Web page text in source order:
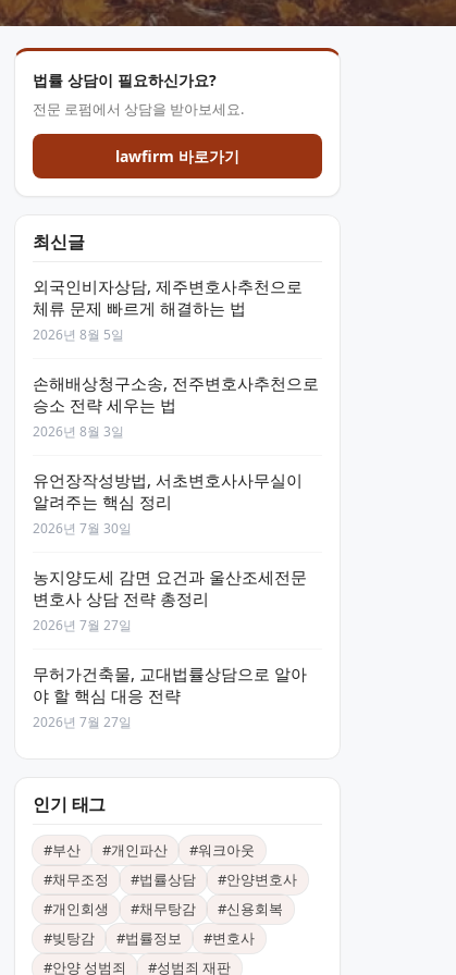
법률 상담이 필요하신가요?
전문 로펌에서 상담을 받아보세요.
lawfirm 바로가기
최신글
외국인비자상담, 제주변호사추천으로
체류 문제 빠르게 해결하는 법
2026년 8월 5일
손해배상청구소송, 전주변호사추천으로
승소 전략 세우는 법
2026년 8월 3일
유언장작성방법, 서초변호사사무실이
알려주는 핵심 정리
2026년 7월 30일
농지양도세 감면 요건과 울산조세전문
변호사 상담 전략 총정리
2026년 7월 27일
무허가건축물, 교대법률상담으로 알아
야 할 핵심 대응 전략
2026년 7월 27일
인기 태그
#부산 #개인파산 #워크아웃
#채무조정 #법률상담 #안양변호사
#개인회생 #채무탕감 #신용회복
#빚탕감 #법률정보 #변호사
#안양 성범죄 #성범죄 재판